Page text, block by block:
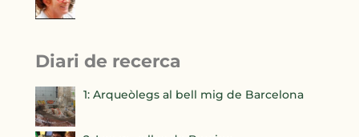
Diari de recerca
1: Arqueòlegs al bell mig de Barcelona